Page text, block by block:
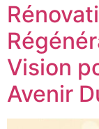
Vision
Avenir